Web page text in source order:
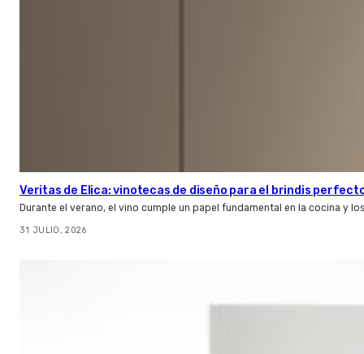
Veritas de Elica: vinotecas de diseño para el brindis
Durante el verano, el vino cumple un papel fundamental en la cocina y
31 JULIO, 2026